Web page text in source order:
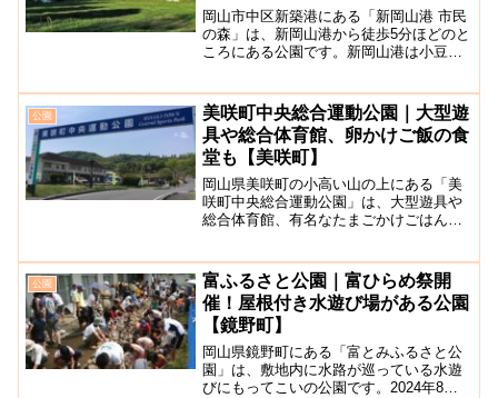
岡山市中区新築港にある「新岡山港 市民
の森」は、新岡山港から徒歩5分ほどのと
ころにある公園です。新岡山港は小豆島
す。園内にはグラウンドや広場、ちょっ
とした遊具、テニスの壁打...
公園
美咲町中央総合運動公園｜大型遊
具や総合体育館、卵かけご飯の食
堂も【美咲町】
岡山県美咲町の小高い山の上にある「美
咲町中央総合運動公園」は、大型遊具や
総合体育館、有名なたまごかけごはんの
具はなくなってしまいましたが新しい遊
具になっています。広...
公園
富ふるさと公園｜富ひらめ祭開
催！屋根付き水遊び場がある公園
【鏡野町】
岡山県鏡野町にある「富とみふるさと公
園」は、敷地内に水路が巡っている水遊
びにもってこいの公園です。2024年8月